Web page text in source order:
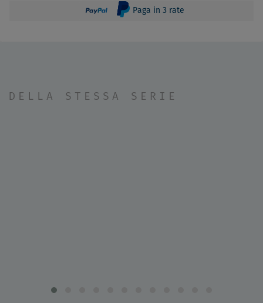
Paga in 3 rate
DELLA STESSA SERIE